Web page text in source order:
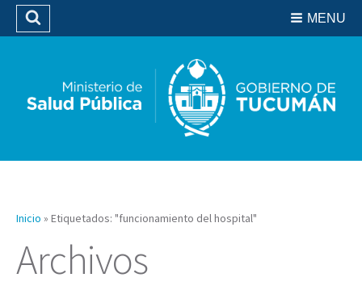
Biblioteca
MENU
Buscar
Inicio » Etiquetados: "funcionamiento del hospital"
Archivos